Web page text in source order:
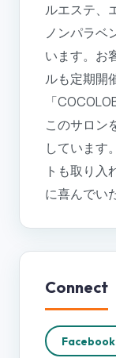
ルエステ、
ノンパラベ
います。お
ルも定期開
「
このサロン
しています
トも取り
に喜んでい
Connect
Facebook